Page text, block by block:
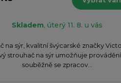
Skladem, úterý 11. 8. u vás
na sýr, kvalitní švýcarské značky
strouhač na sýr umožňuje
souběžně se zpracov...